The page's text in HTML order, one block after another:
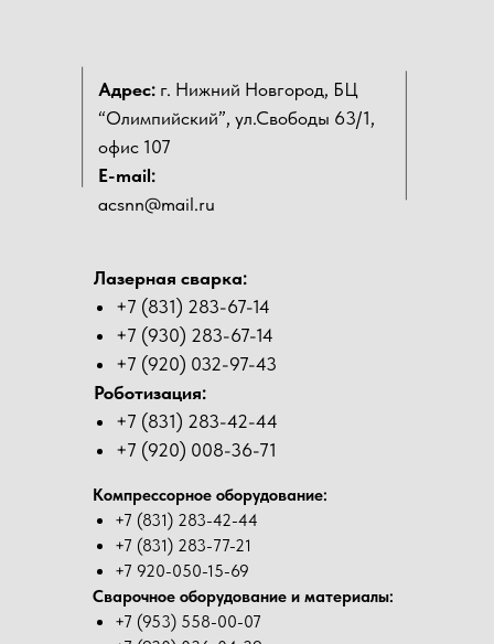
Адрес: г. Нижний Новгород, БЦ
“Олимпийский”, ул.Свободы 63/1,
офис 107
E-mail:
acsnn@mail.ru
Лазерная сварка:
+7 (831) 283-67-14
+7 (930) 283-67-14
+7 (920) 032-97-43
Роботизация:
+7 (831) 283-42-44
+7 (920) 008-36-71
Компрессорное оборудование:
+7 (831) 283-42-44
+7 (831) 283-77-21
+7 920-050-15-69
Сварочное оборудование и материалы:
+7 (953) 558-00-07